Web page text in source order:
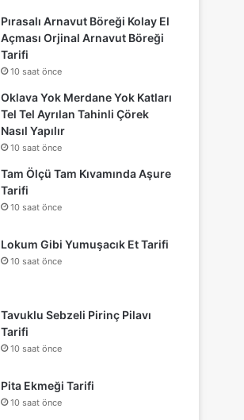
Pırasalı Arnavut Böreği Kolay El
Açması Orjinal Arnavut Böreği
Tarifi
10 saat önce
Oklava Yok Merdane Yok Katları
Tel Tel Ayrılan Tahinli Çörek
Nasıl Yapılır
10 saat önce
Tam Ölçü Tam Kıvamında Aşure
Tarifi
10 saat önce
Lokum Gibi Yumuşacık Et Tarifi
10 saat önce
Tavuklu Sebzeli Pirinç Pilavı
Tarifi
10 saat önce
Pita Ekmeği Tarifi
10 saat önce